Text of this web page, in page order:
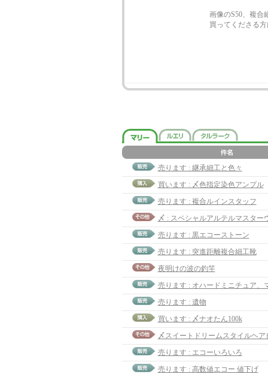
画像のS50、複合
買ってくださる
売ります : 継承細工と色々
買います : 〆色指定染色アンプル
売ります : 複合ルインスタッフ
売ります : 黒エコーストーン
売ります : 突進距離複合細工靴
夜明けの波の釣竿
売ります : オハードミニチュア、
売ります : 遺物
買います : 〆ナオたん100k
売ります : エコーいろいろ
売ります : 高数値エコー 値下げ